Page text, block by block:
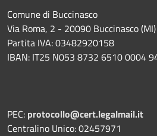
Comune di Buccinasco
Via Roma, 2 - 20090 Buccinasco (MI)
Partita IVA: 03482920158
IBAN: IT25 N053 8732 6510 0004
PEC: protocollo@cert.legalmail.it
Centralino Unico: 02457971